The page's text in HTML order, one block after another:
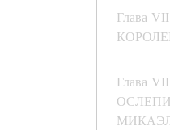
Глава
Глава